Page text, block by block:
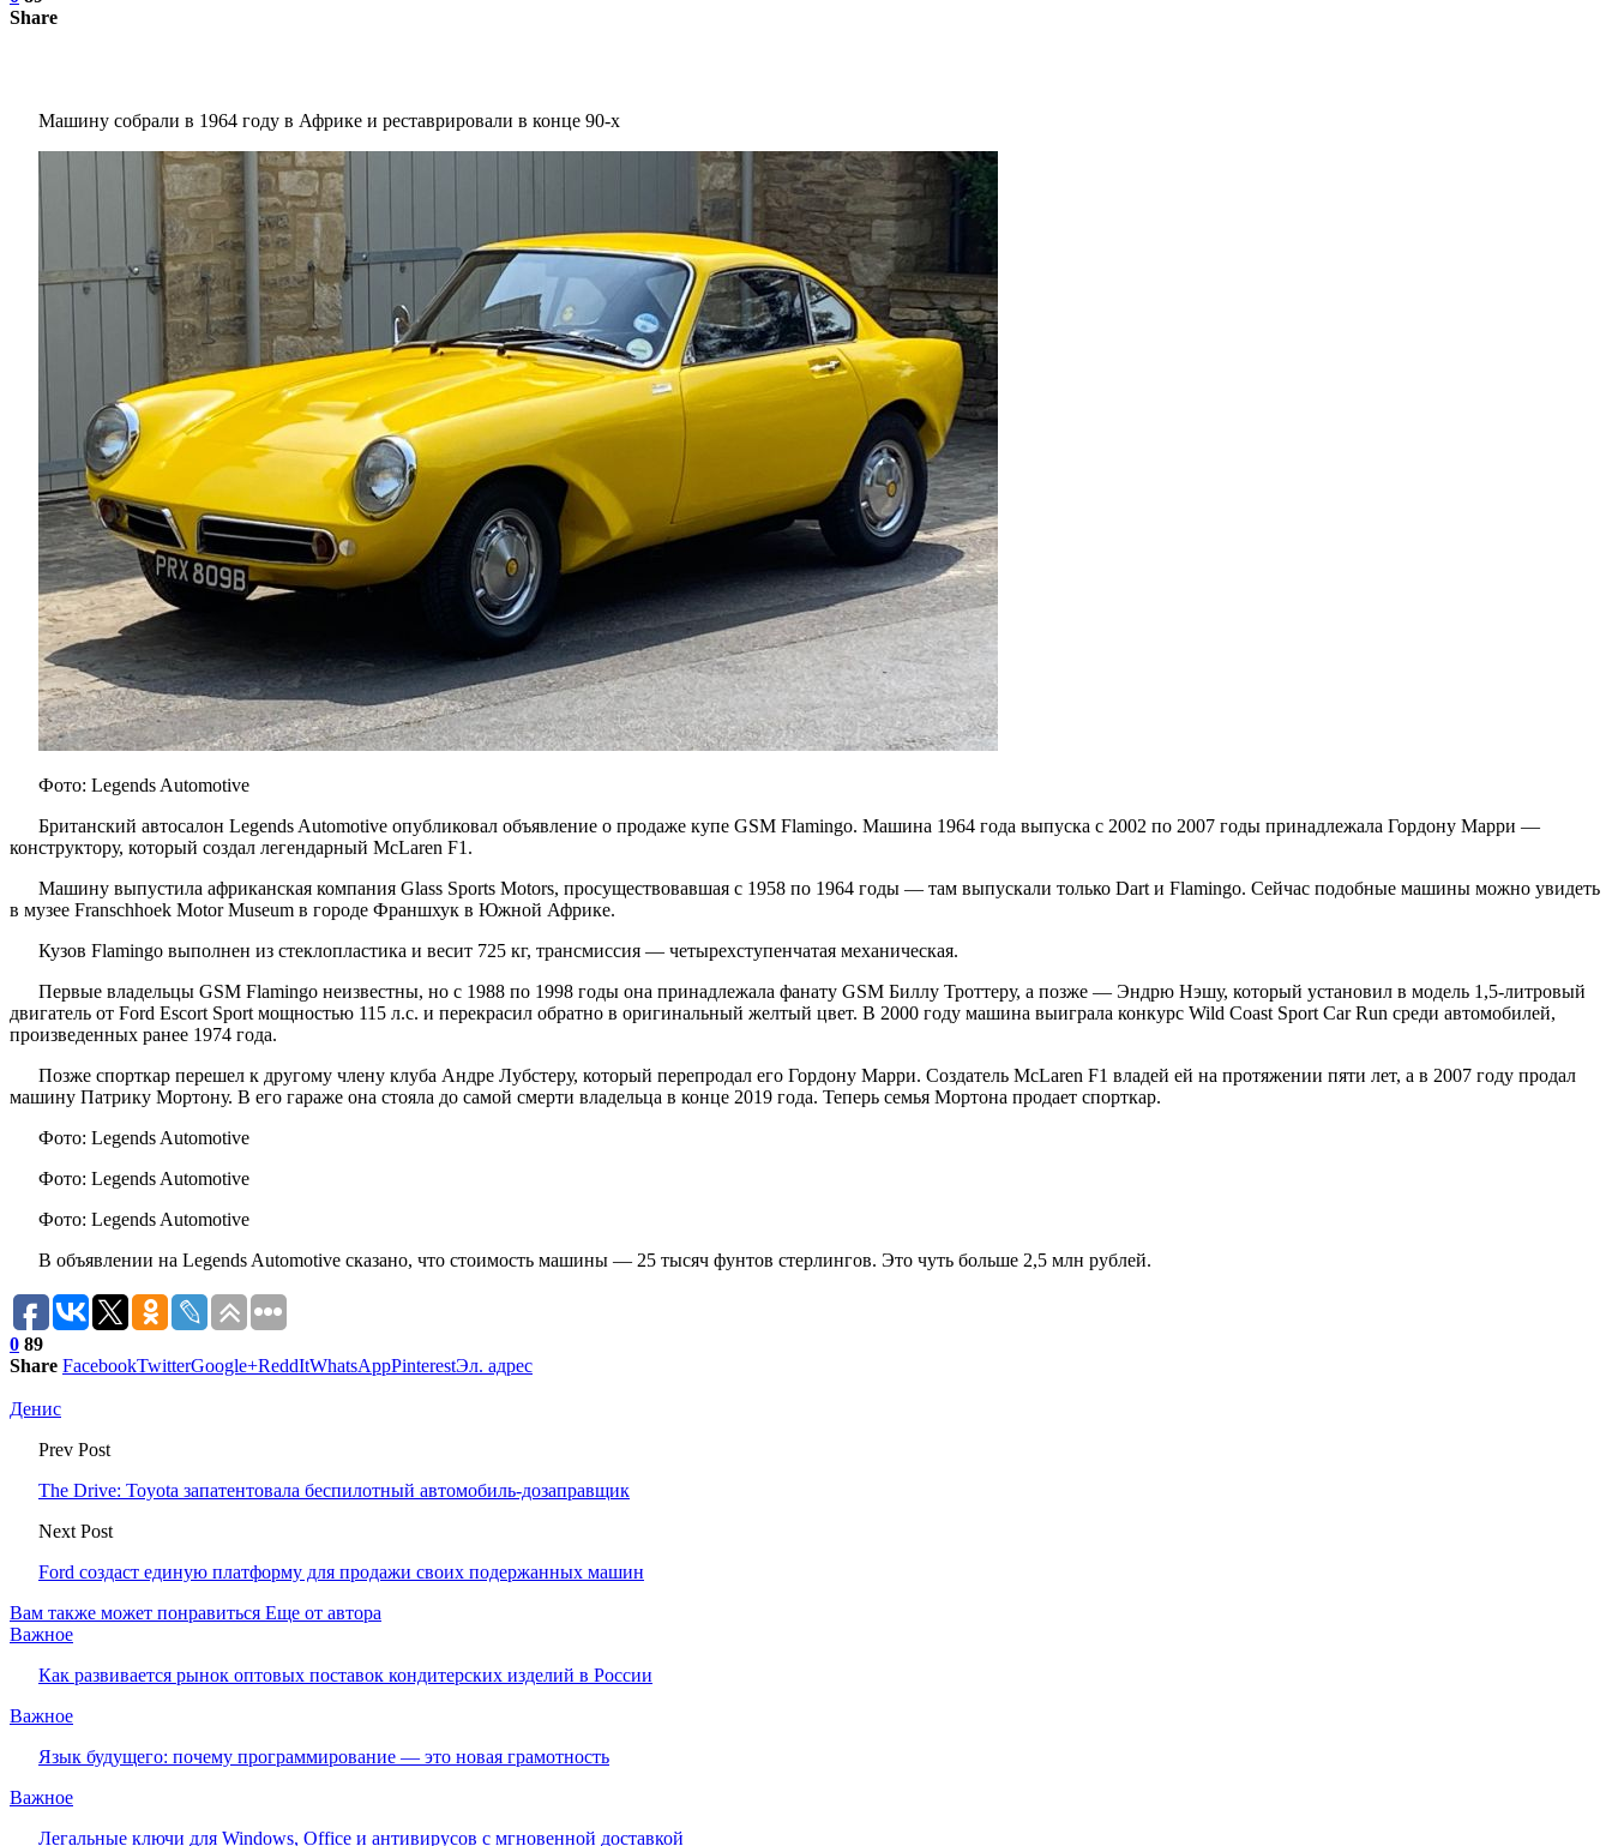
Share
Машину собрали в 1964 году в Африке и реставрировали в конце 90-х
Фото: Legends Automotive
Британский автосалон Legends Automotive опубликовал объявление о продаже купе GSM Flamingo. Машина 1964 года выпуска с 2002 по 2007 годы принадлежала Гордону Марри —
конструктору, который создал легендарный McLaren F1.
Машину выпустила африканская компания Glass Sports Motors, просуществовавшая с 1958 по 1964 годы — там выпускали только Dart и Flamingo. Сейчас подобные машины можно увидеть
в музее Franschhoek Motor Museum в городе Франшхук в Южной Африке.
Кузов Flamingo выполнен из стеклопластика и весит 725 кг, трансмиссия — четырехступенчатая механическая.
Первые владельцы GSM Flamingo неизвестны, но с 1988 по 1998 годы она принадлежала фанату GSM Биллу Троттеру, а позже — Эндрю Нэшу, который установил в модель 1,5-литровый
двигатель от Ford Escort Sport мощностью 115 л.с. и перекрасил обратно в оригинальный желтый цвет. В 2000 году машина выиграла конкурс Wild Coast Sport Car Run среди автомобилей,
произведенных ранее 1974 года.
Позже спорткар перешел к другому члену клуба Андре Лубстеру, который перепродал его Гордону Марри. Создатель McLaren F1 владей ей на протяжении пяти лет, а в 2007 году продал
машину Патрику Мортону. В его гараже она стояла до самой смерти владельца в конце 2019 года. Теперь семья Мортона продает спорткар.
Фото: Legends Automotive
Фото: Legends Automotive
Фото: Legends Automotive
В объявлении на Legends Automotive сказано, что стоимость машины — 25 тысяч фунтов стерлингов. Это чуть больше 2,5 млн рублей.
0 89
Share FacebookTwitterGoogle+ReddItWhatsAppPinterestЭл. адрес
Денис
Prev Post
The Drive: Toyota запатентовала беспилотный автомобиль-дозаправщик
Next Post
Ford создаст единую платформу для продажи своих подержанных машин
Вам также может понравиться Еще от автора
Важное
Как развивается рынок оптовых поставок кондитерских изделий в России
Важное
Язык будущего: почему программирование — это новая грамотность
Важное
Легальные ключи для Windows, Office и антивирусов с мгновенной доставкой